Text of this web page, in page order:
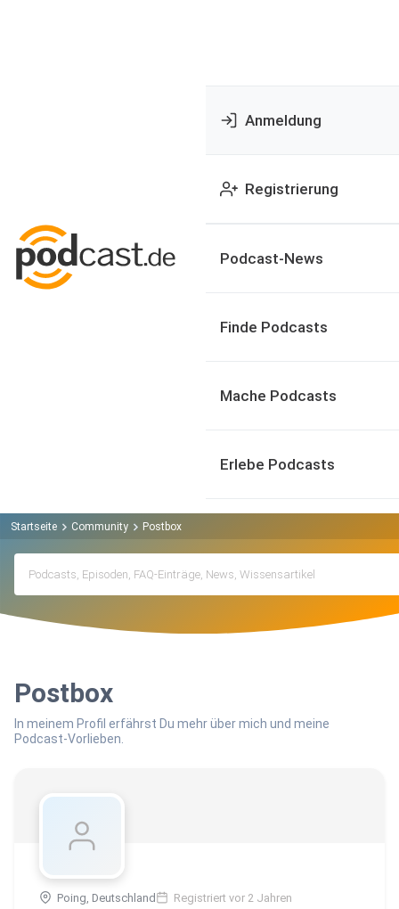
Anmeldung
Registrierung
Podcast-News
Finde Podcasts
Mache Podcasts
Erlebe Podcasts
Startseite Community Postbox
Postbox
In meinem Profil erfährst Du mehr über mich und meine
Podcast-Vorlieben.
Poing, Deutschland Registriert vor 2 Jahren